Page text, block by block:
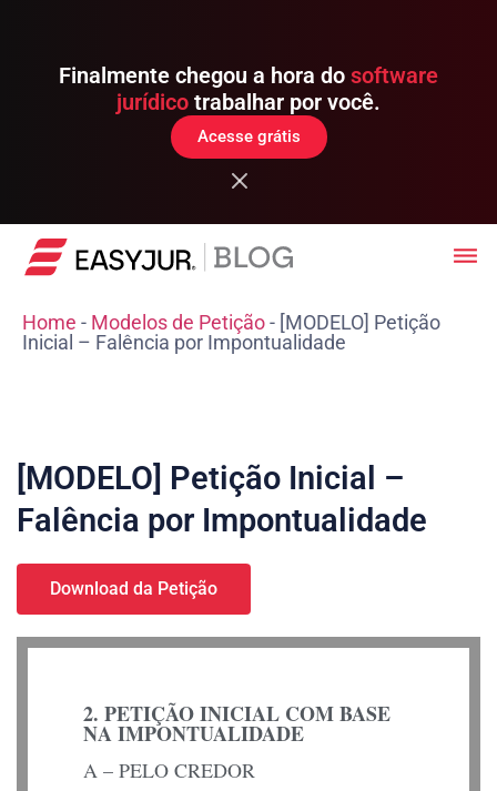
Finalmente chegou a hora do software
jurídico trabalhar por você.
Acesse grátis
Home - Modelos de Petição- [MODELO] Petição
Inicial – Falência por Impontualidade
[MODELO] Petição Inicial –
Falência por Impontualidade
Download da Petição
2. PETIÇÃO INICIAL COM BASE
NA IMPONTUALIDADE
A – PELO CREDOR